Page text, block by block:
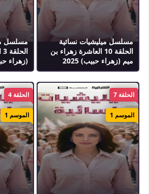
مسلسل ميليشيات نسائية
الحلقة 10 العاشرة زهراء بن
ميم (زهراء حبيب) 2025
مسلسل
(زهراء
الحلقة 7
الموسم 1
الحلقة 4
الموسم 1